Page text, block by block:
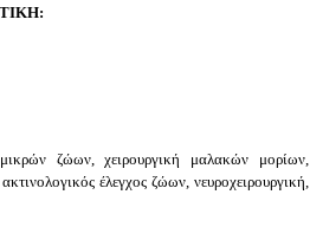
μικρών ζώων, χειρουργική μαλακών μορίων,
έλεγχος ζώων, νευροχειρουργική,